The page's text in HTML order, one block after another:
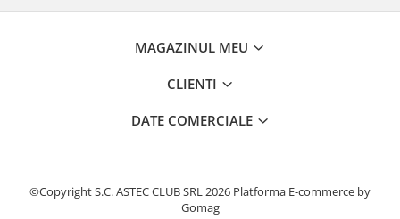
MAGAZINUL MEU
CLIENTI
DATE COMERCIALE
©Copyright S.C. ASTEC CLUB SRL 2026 Platforma E-commerce by
Gomag